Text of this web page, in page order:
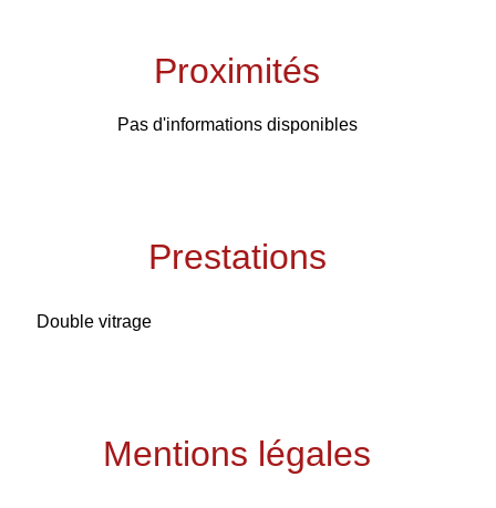
Proximités
Pas d'informations disponibles
Prestations
Double vitrage
Mentions légales